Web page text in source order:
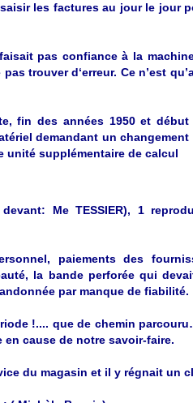
les factures au jour le jour
pas confiance à la
trouver d‘erreur. Ce n’est
fin des années 1950 et début
demandant un changement
unité supplémentaire de calcul
Me TESSIER), 1
paiements des
la bande perforée qui
par manque de fiabilité.
!.... que de chemin
cause de notre savoir-faire.
du magasin et il y régnait un